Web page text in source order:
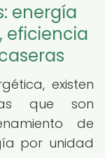
energía
eficiencia
existen
que son
de
por unidad